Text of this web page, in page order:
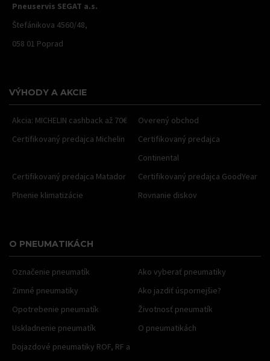
Pneuservis SEGAT a.s.
Štefánikova 4560/48,
058 01 Poprad
VÝHODY A AKCIE
Akcia: MICHELIN cashback až 70€
Overený obchod
Certifikovaný predajca Michelin
Certifikovaný predajca
Continental
Certifikovaný predajca Matador
Certifikovaný predajca GoodYear
Plnenie klimatizácie
Rovnanie diskov
O PNEUMATIKÁCH
Označenie pneumatík
Ako vyberať pneumatiky
Zimné pneumatiky
Ako jazdiť úspornejšie?
Opotrebenie pneumatík
Životnosť pneumatík
Uskladnenie pneumatík
O pneumatikách
Dojazdové pneumatiky ROF, RF a